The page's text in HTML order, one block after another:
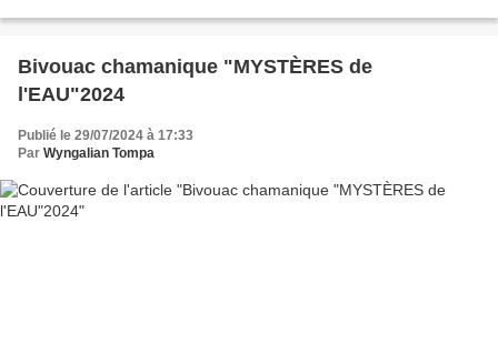
Bivouac chamanique "MYSTÈRES de
l'EAU"2024
Publié le 29/07/2024 à 17:33
Par Wyngalian Tompa